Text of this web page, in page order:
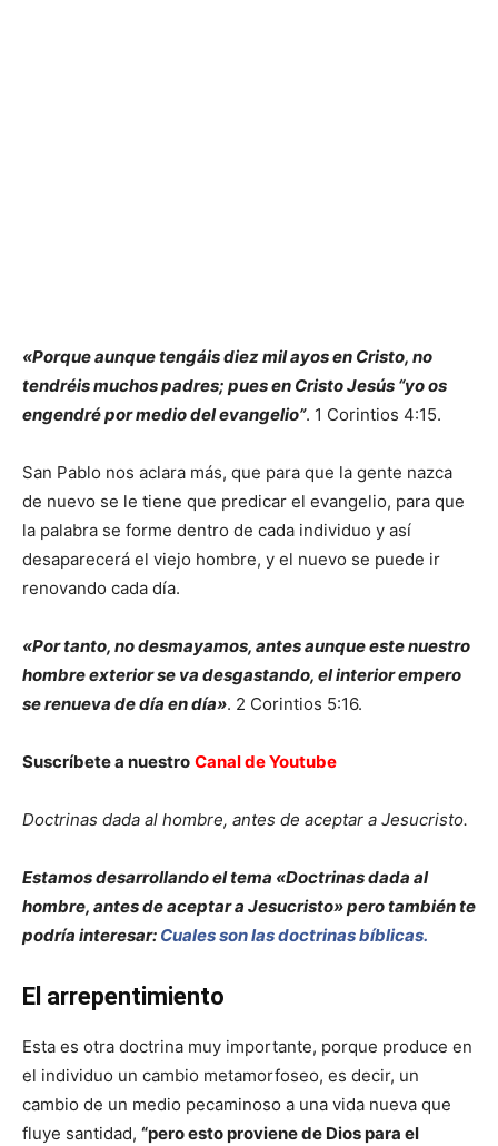
«Porque aunque tengáis diez mil ayos en Cristo, no
tendréis muchos padres; pues en Cristo Jesús “yo os
engendré por medio del evangelio”. 1 Corintios 4:15.
San Pablo nos aclara más, que para que la gente nazca
de nuevo se le tiene que predicar el evangelio, para que
la palabra se forme dentro de cada individuo y así
desaparecerá el viejo hombre, y el nuevo se puede ir
renovando cada día.
«Por tanto, no desmayamos, antes aunque este nuestro
hombre exterior se va desgastando, el interior empero
se renueva de día en día». 2 Corintios 5:16.
Suscríbete a nuestro Canal de Youtube
Doctrinas dada al hombre, antes de aceptar a Jesucristo.
Estamos desarrollando el tema «Doctrinas dada al
hombre, antes de aceptar a Jesucristo» pero también te
podría interesar: Cuales son las doctrinas bíblicas.
El arrepentimiento
Esta es otra doctrina muy importante, porque produce en
el individuo un cambio metamorfoseo, es decir, un
cambio de un medio pecaminoso a una vida nueva que
fluye santidad, “pero esto proviene de Dios para el